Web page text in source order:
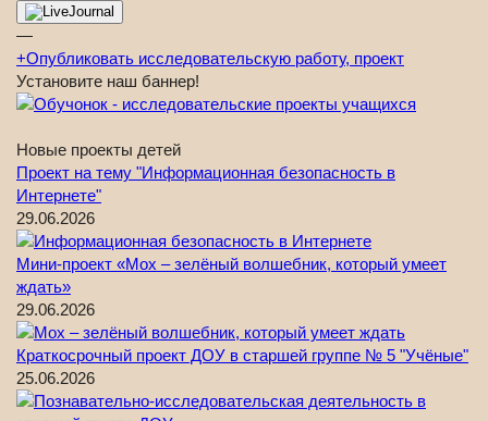
—
+Опубликовать исследовательскую работу, проект
Установите наш баннер!
Новые проекты детей
Проект на тему "Информационная безопасность в
Интернете"
29.06.2026
Мини-проект «Мох – зелёный волшебник, который умеет
ждать»
29.06.2026
Краткосрочный проект ДОУ в старшей группе № 5 "Учёные"
25.06.2026